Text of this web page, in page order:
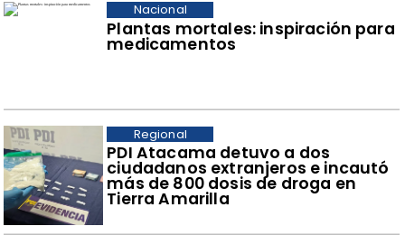
Plantas mortales: inspiración para
medicamentos
Nacional
​PDI Atacama detuvo a dos
ciudadanos extranjeros e incautó
más de 800 dosis de droga en
Tierra Amarilla
Regional